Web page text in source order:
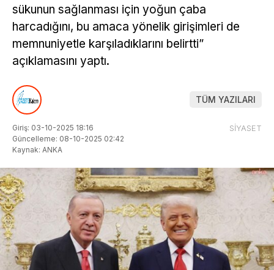
sükunun sağlanması için yoğun çaba
harcadığını, bu amaca yönelik girişimleri de
memnuniyetle karşıladıklarını belirtti”
açıklamasını yaptı.
TÜM YAZILARI
Giriş: 03-10-2025 18:16
Güncelleme: 08-10-2025 02:42
Kaynak: ANKA
SİYASET